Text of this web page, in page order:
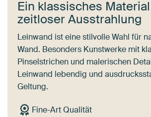
Ein klassisches
zeitloser Ausstrahlung
Leinwand ist eine stilvolle Wahl für
Wand. Besonders Kunstwerke mit
Pinselstrichen und malerischen
Leinwand lebendig und
Geltung.
Fine-Art Qualität